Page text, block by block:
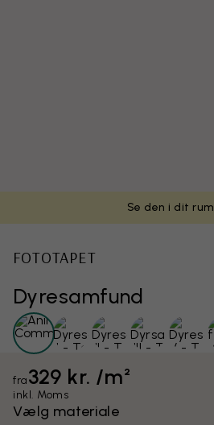
Se den i dit rum
Dyresamfund
FOTOTAPET
fra329 kr. /m²
inkl. Moms
Vælg materiale